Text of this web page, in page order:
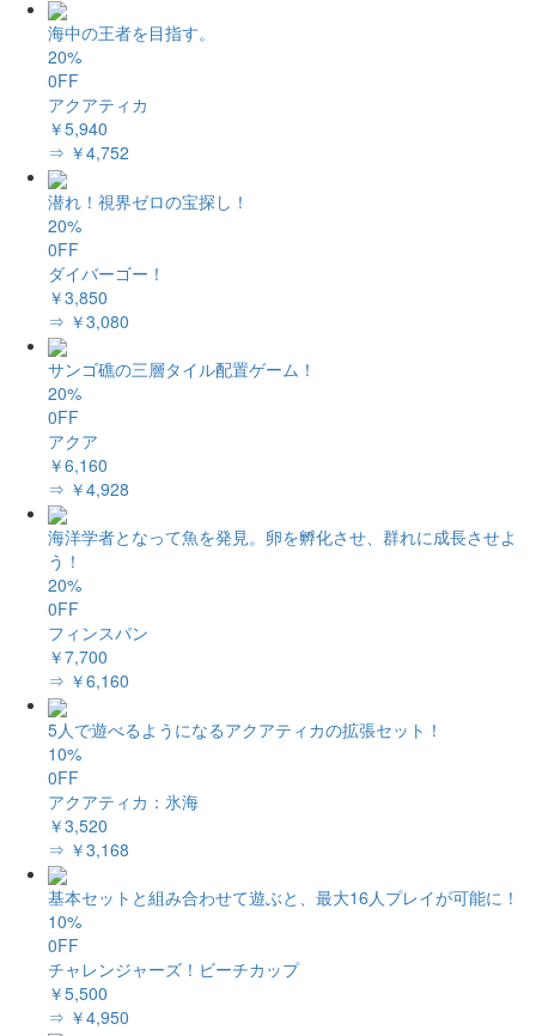
海中の王者を目指す。
20%
0FF
アクアティカ
￥5,940
⇒ ￥4,752
潜れ！視界ゼロの宝探し！
20%
0FF
ダイバーゴー！
￥3,850
⇒ ￥3,080
サンゴ礁の三層タイル配置ゲーム！
20%
0FF
アクア
￥6,160
⇒ ￥4,928
海洋学者となって魚を発見。卵を孵化させ、群れに成長させよ
う！
20%
0FF
フィンスパン
￥7,700
⇒ ￥6,160
5人で遊べるようになるアクアティカの拡張セット！
10%
0FF
アクアティカ：氷海
￥3,520
⇒ ￥3,168
基本セットと組み合わせて遊ぶと、最大16人プレイが可能に！
10%
0FF
チャレンジャーズ！ビーチカップ
￥5,500
⇒ ￥4,950